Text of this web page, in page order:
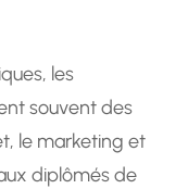
les
souvent des
le marketing et
diplômés de